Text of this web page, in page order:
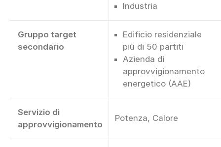
Industria
Gruppo target
secondario
Edificio residenziale
più di 50 partiti
Azienda di
approvvigionamento
energetico (AAE)
Servizio di
approvvigionamento
Potenza, Calore